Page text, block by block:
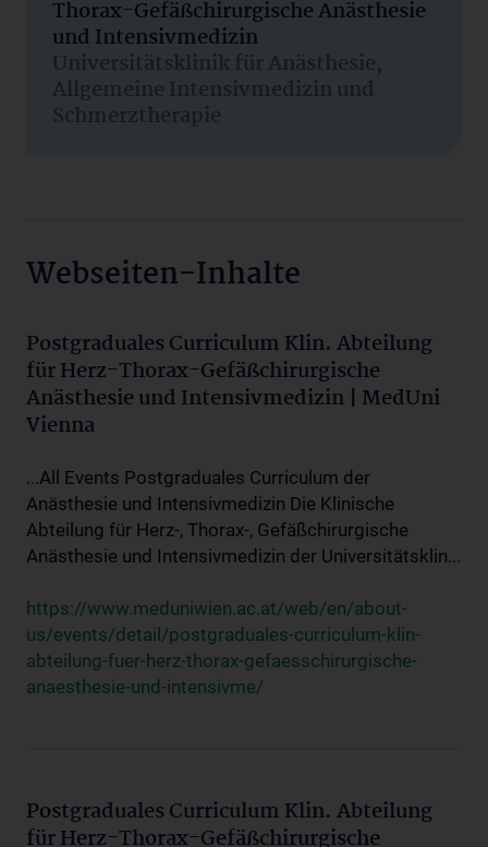
Thorax-Gefäßchirurgische Anästhesie
und Intensivmedizin
Universitätsklinik für Anästhesie,
Allgemeine Intensivmedizin und
Schmerztherapie
Webseiten-Inhalte
Postgraduales Curriculum Klin. Abteilung
für Herz-Thorax-Gefäßchirurgische
Anästhesie und Intensivmedizin | MedUni
Vienna
...All Events Postgraduales Curriculum der
Anästhesie und Intensivmedizin Die Klinische
Abteilung für Herz-, Thorax-, Gefäßchirurgische
Anästhesie und Intensivmedizin der Universitätsklin...
https://www.meduniwien.ac.at/web/en/about-
us/events/detail/postgraduales-curriculum-klin-
abteilung-fuer-herz-thorax-gefaesschirurgische-
anaesthesie-und-intensivme/
Postgraduales Curriculum Klin. Abteilung
für Herz-Thorax-Gefäßchirurgische